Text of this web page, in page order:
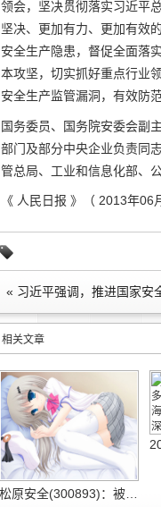
领会，坚决贯彻落实习近平
坚决、更加有力、更加有效
安全生产隐患，督促全面落
本攻坚，切实抓好重点行业
安全生产监管漏洞，有效防
国务委员、国务院安委会副
部门及部分中央企业负责同
管总局、工业和信息化部、
《 人民日报 》（ 2013年06
相关文章
松原安全(300893)：被动安全持续进阶 供应链垂直整合盈利韧性凸显